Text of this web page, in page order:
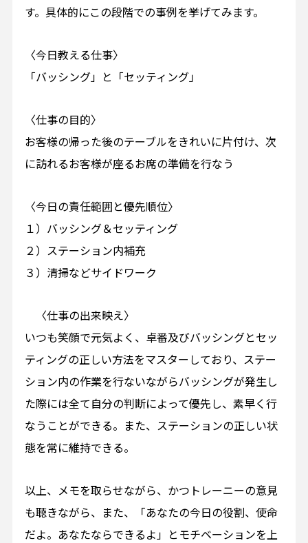
す。具体的にこの段階での事例を挙げてみます。
〈今日教える仕事〉
「バッシング」と「セッティング」
〈仕事の目的〉
お客様の帰った後のテーブルをきれいに片付け、次
に訪れるお客様が座るお席の準備を行なう
〈今日の責任範囲と優先順位〉
１）バッシング＆セッティング
２）ステーション内補充
３）清掃などサイドワーク
〈仕事の出来映え〉
いつも笑顔で元気よく、卓番及びバッシングとセッ
ティングの正しい方法をマスターしており、ステー
ション内の作業を行ないながらバッシングが発生し
た際には全て自分の判断によって優先し、素早く行
なうことができる。また、ステーションの正しい状
態を常に維持できる。
以上、メモを取らせながら、かつトレーニーの意見
も聴きながら、また、「あなたの今日の役割、使命
だよ。あなたならできるよ」とモチベーションを上